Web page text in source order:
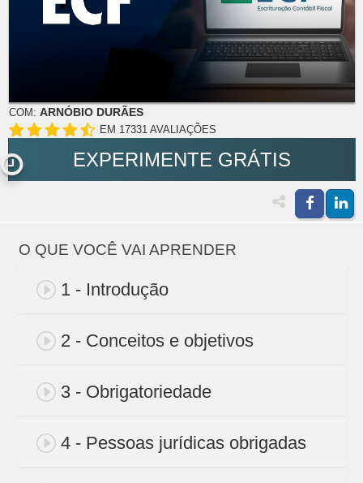
COM: ARNÓBIO DURÃES
EM 17331 AVALIAÇÕES
EXPERIMENTE GRÁTIS
O QUE VOCÊ VAI APRENDER
1 - Introdução
2 - Conceitos e objetivos
3 - Obrigatoriedade
4 - Pessoas jurídicas obrigadas